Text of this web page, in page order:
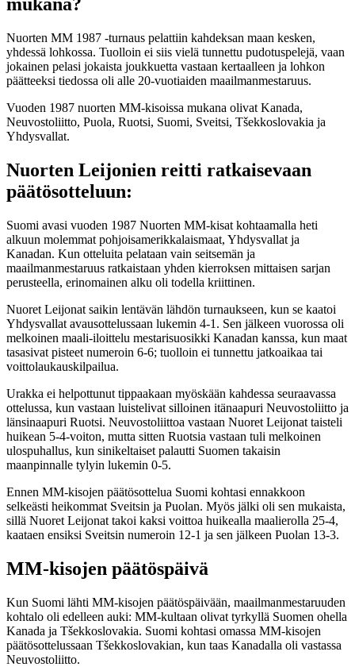
mukana?
Nuorten MM 1987 -turnaus pelattiin kahdeksan maan kesken,
yhdessä lohkossa. Tuolloin ei siis vielä tunnettu pudotuspelejä, vaan
jokainen pelasi jokaista joukkuetta vastaan kertaalleen ja lohkon
päätteeksi tiedossa oli alle 20-vuotiaiden maailmanmestaruus.
Vuoden 1987 nuorten MM-kisoissa mukana olivat Kanada,
Neuvostoliitto, Puola, Ruotsi, Suomi, Sveitsi, Tšekkoslovakia ja
Yhdysvallat.
Nuorten Leijonien reitti ratkaisevaan
päätösotteluun:
Suomi avasi vuoden 1987 Nuorten MM-kisat kohtaamalla heti
alkuun molemmat pohjoisamerikkalaismaat, Yhdysvallat ja
Kanadan. Kun otteluita pelataan vain seitsemän ja
maailmanmestaruus ratkaistaan yhden kierroksen mittaisen sarjan
perusteella, erinomainen alku oli todella kriittinen.
Nuoret Leijonat saikin lentävän lähdön turnaukseen, kun se kaatoi
Yhdysvallat avausottelussaan lukemin 4-1. Sen jälkeen vuorossa oli
melkoinen maali-iloittelu mestarisuosikki Kanadan kanssa, kun maat
tasasivat pisteet numeroin 6-6; tuolloin ei tunnettu jatkoaikaa tai
voittolaukauskilpailua.
Urakka ei helpottunut tippaakaan myöskään kahdessa seuraavassa
ottelussa, kun vastaan luistelivat silloinen itänaapuri Neuvostoliitto ja
länsinaapuri Ruotsi. Neuvostoliittoa vastaan Nuoret Leijonat taisteli
huikean 5-4-voiton, mutta sitten Ruotsia vastaan tuli melkoinen
ulospuhallus, kun sinikeltaiset palautti Suomen takaisin
maanpinnalle tylyin lukemin 0-5.
Ennen MM-kisojen päätösottelua Suomi kohtasi ennakkoon
selkeästi heikommat Sveitsin ja Puolan. Myös jälki oli sen mukaista,
sillä Nuoret Leijonat takoi kaksi voittoa huikealla maalierolla 25-4,
kaataen ensiksi Sveitsin numeroin 12-1 ja sen jälkeen Puolan 13-3.
MM-kisojen päätöspäivä
Kun Suomi lähti MM-kisojen päätöspäivään, maailmanmestaruuden
kohtalo oli edelleen auki: MM-kultaan olivat tyrkyllä Suomen ohella
Kanada ja Tšekkoslovakia. Suomi kohtasi omassa MM-kisojen
päätösottelussaan Tšekkoslovakian, kun taas Kanadalla oli vastassa
Neuvostoliitto.